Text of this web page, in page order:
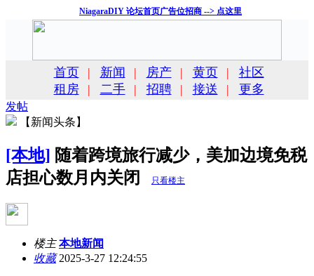
NiagaraDIY 论坛首页广告位招商 --> 点这里
首页 | 新闻 | 房产 | 黄页 |
社区
租房
| 二手 | 招聘 | 接送 | 更多
发帖
【新闻头条】
[本地] 随着跨境旅行减少，美加边境免税
店担心数月内关闭
只看楼主
楼主 本地新闻
收藏2025-3-27 12:24:55